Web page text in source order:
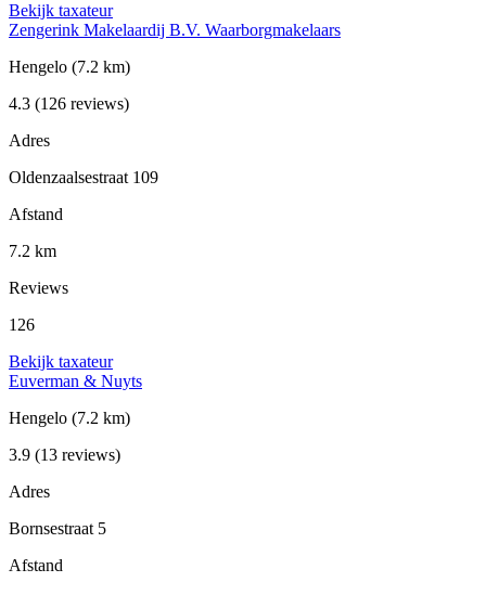
Bekijk taxateur
Zengerink Makelaardij B.V. Waarborgmakelaars
Hengelo (7.2 km)
4.3 (126 reviews)
Adres
Oldenzaalsestraat 109
Afstand
7.2 km
Reviews
126
Bekijk taxateur
Euverman & Nuyts
Hengelo (7.2 km)
3.9 (13 reviews)
Adres
Bornsestraat 5
Afstand